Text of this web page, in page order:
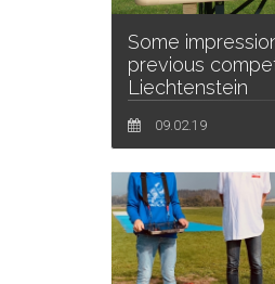
Some
previous
Liechtenstein
09.02.19